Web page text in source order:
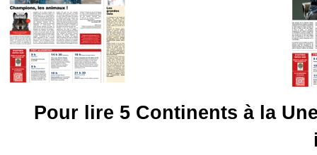
Pour lire 5 Continents à la